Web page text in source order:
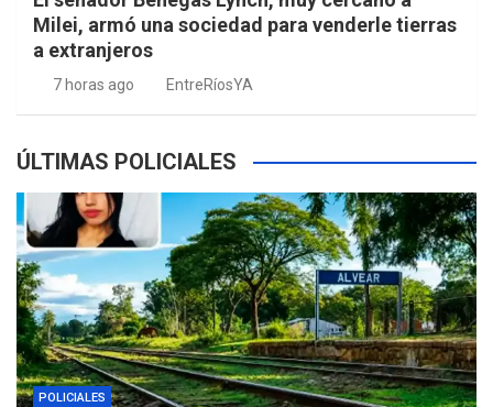
Milei, armó una sociedad para venderle tierras
a extranjeros
7 horas ago EntreRíosYA
ÚLTIMAS POLICIALES
POLICIALES